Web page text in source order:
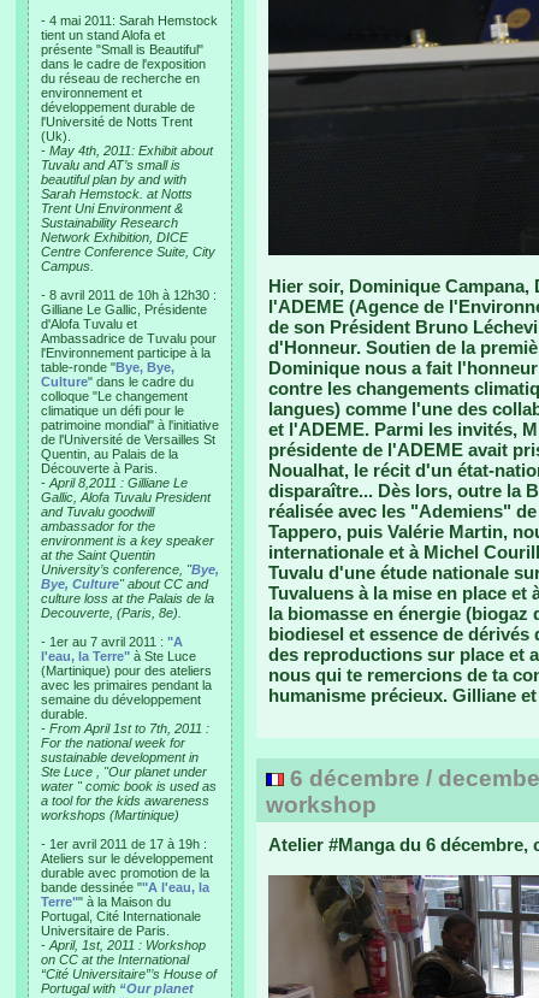
- 4 mai 2011: Sarah Hemstock
tient un stand Alofa et
présente "Small is Beautiful"
dans le cadre de l'exposition
du réseau de recherche en
environnement et
développement durable de
l'Université de Notts Trent
(Uk).
- May 4th, 2011: Exhibit about
Tuvalu and AT’s small is
beautiful plan by and with
Sarah Hemstock. at Notts
Trent Uni Environment &
Sustainability Research
Network Exhibition, DICE
Centre Conference Suite, City
Campus.
- 8 avril 2011 de 10h à 12h30 :
Gilliane Le Gallic, Présidente
d'Alofa Tuvalu et
Ambassadrice de Tuvalu pour
l'Environnement participe à la
table-ronde "Bye, Bye,
Culture" dans le cadre du
colloque "Le changement
climatique un défi pour le
patrimoine mondial" à l'initiative
de l'Université de Versailles St
Quentin, au Palais de la
Découverte à Paris.
- April 8,2011 : Gilliane Le
Gallic, Alofa Tuvalu President
and Tuvalu goodwill
ambassador for the
environment is a key speaker
at the Saint Quentin
University’s conference, "Bye,
Bye, Culture" about CC and
culture loss at the Palais de la
Decouverte, (Paris, 8e).
- 1er au 7 avril 2011 : "A
l'eau, la Terre" à Ste Luce
(Martinique) pour des ateliers
avec les primaires pendant la
semaine du développement
durable.
- From April 1st to 7th, 2011 :
For the national week for
sustainable development in
Ste Luce , "Our planet under
water " comic book is used as
a tool for the kids awareness
workshops (Martinique)
- 1er avril 2011 de 17 à 19h :
Ateliers sur le développement
durable avec promotion de la
bande dessinée ""A l'eau, la
Terre"" à la Maison du
Portugal, Cité Internationale
Universitaire de Paris.
- April, 1st, 2011 : Workshop
on CC at the International
“Cité Universitaire”’s House of
Portugal with “Our planet
Hier soir, Dominique
l'ADEME (Agence de
de son Président Bruno
d'Honneur. Soutien de la
Dominique nous a fait
contre les changements
langues) comme l'une des
et l'ADEME. Parmi les invités,
présidente de l'ADEME avait
Noualhat, le récit d'un état-
disparaître... Dès lors, outre la
réalisée avec les "Ademiens"
Tappero, puis Valérie Martin,
internationale et à Michel
Tuvalu d'une étude nationale
Tuvaluens à la mise en place
la biomasse en énergie
biodiesel et essence de
des reproductions sur place et
nous qui te remercions de ta
humanisme précieux. Gilliane
6 décembre /
workshop
Atelier #Manga du 6